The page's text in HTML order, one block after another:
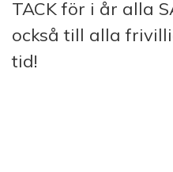
TACK för i år alla
också till alla
tid!